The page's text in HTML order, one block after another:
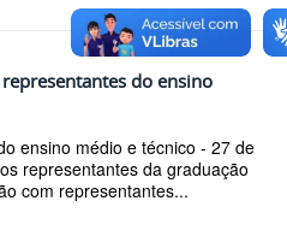
do ensino
ensino médio e técnico - 27 de
representantes da graduação
com representantes...